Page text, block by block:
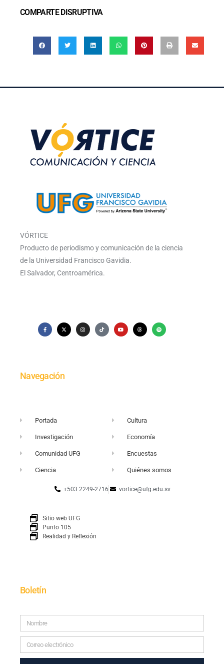
COMPARTE DISRUPTIVA
VÓRTICE
Producto de periodismo y comunicación de la ciencia
de la Universidad Francisco Gavidia.
El Salvador, Centroamérica.
Navegación
Portada
Investigación
Comunidad UFG
Ciencia
Cultura
Economía
Encuestas
Quiénes somos
+503 2249-2716 vortice@ufg.edu.sv
Sitio web UFG
Punto 105
Realidad y Reflexión
Boletín